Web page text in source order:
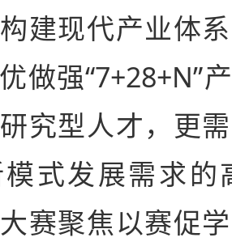
建现代产业体
做强“7+28+N”
究型人才，更
式发展需求的
赛聚焦以赛促